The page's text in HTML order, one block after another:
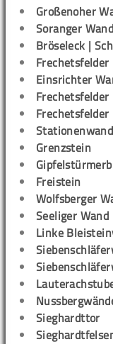
Großenoher
Soranger
Bröseleck |
Einsrichter
Stationenwand
Grenzstein
Freistein
Wolfsberger
Seeliger Wand
Linke
Sieghardttor